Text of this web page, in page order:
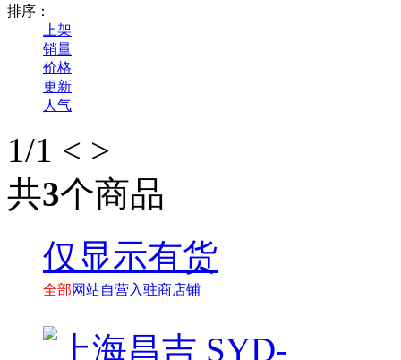
排序：
上架
销量
价格
更新
人气
1/1 < >
共3个商品
仅显示有货
全部网站自营入驻商店铺